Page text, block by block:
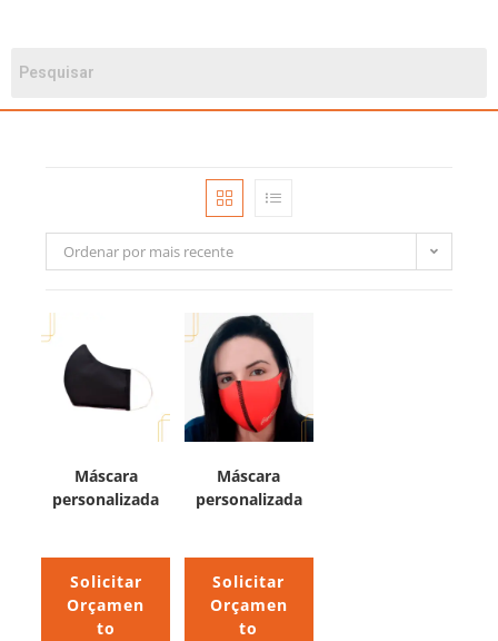
Ordenar por mais recente
Máscara
personalizada
Solicitar
Orçamen
to
Máscara
personalizada
Solicitar
Orçamen
to